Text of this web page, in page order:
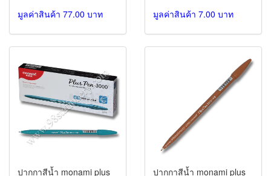
มูลค่าสินค้า 77.00 บาท มูลค่าสินค้า 7.00 บาท
ปากกาสีน้ำ monami plus
ปากกาสีน้ำ monami plus